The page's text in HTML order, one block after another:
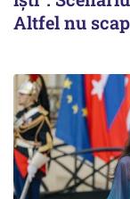
Altfel nu